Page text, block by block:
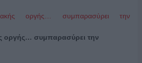
οργής… συμπαρασύρει την